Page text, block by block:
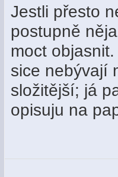
Jestli přesto
postupně
moct
sice nebývají
složitější; já
opisuju na